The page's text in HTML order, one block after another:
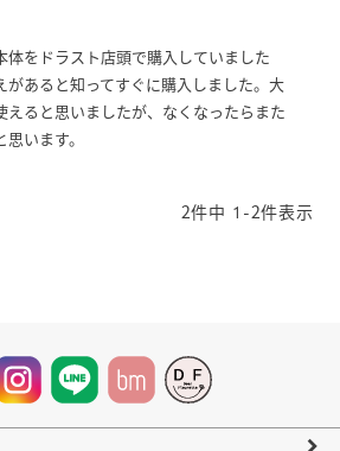
体をドラスト店頭で購入していました
があると知ってすぐに購入しました。大
えると思いましたが、なくなったらまた
います。
2件中 1 -2件表示